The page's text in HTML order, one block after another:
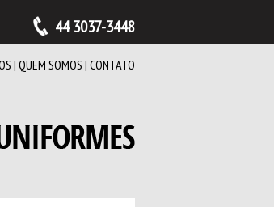
44 3037-3448
| QUEM SOMOS | CONTATO